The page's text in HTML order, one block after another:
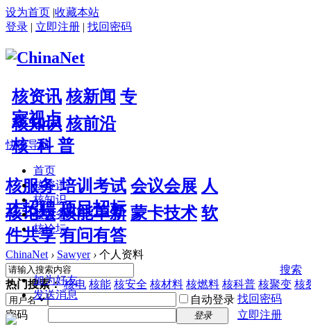
设为首页 |收藏本站
登录 | 立即注册 | 找回密码
核资讯 核新闻 专
家视点
核知识 核前沿
核 科 普
核服务 培训考试 会议会展 人
才招聘 项目招标
核论坛 核能革新 蒙卡技术 软
件共享 有问有答
搜索
热门搜索： 核电 核能 核安全 核材料 核燃料 核科普 核聚变 核
自动登录 找回密码
密码
登录 立即注册
快捷导航
首页
核资讯
核知识
核服务
核论坛
ChinaNet › Sawyer › 个人资料
加为好友
发送消息